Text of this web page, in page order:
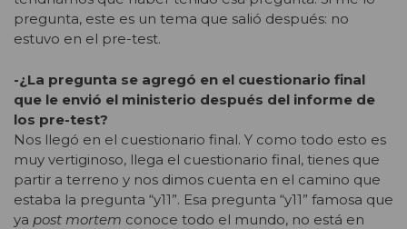
pregunta, este es un tema que salió después: no
estuvo en el pre-test.
-¿La pregunta se agregó en el cuestionario final
que le envió el ministerio después del informe de
los pre-test?
Nos llegó en el cuestionario final. Y como todo esto es
muy vertiginoso, llega el cuestionario final, tienes que
partir a terreno y nos dimos cuenta en el camino que
estaba la pregunta “y11”. Esa pregunta “y11” famosa que
ya post mortem conoce todo el mundo, no está en